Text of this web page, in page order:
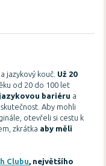
jazykový kouč. Už 20
od 20 do 100 let
bariéru a
Aby mohli
otevřeli si cestu k
zkrátka aby měli
Clubu , největšího